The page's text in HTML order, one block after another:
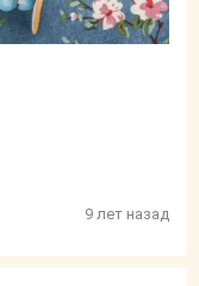
9 лет назад